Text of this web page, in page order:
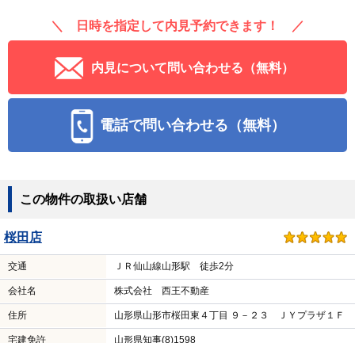
＼ 日時を指定して内見予約できます！ ／
内見について問い合わせる（無料）
電話で問い合わせる（無料）
この物件の取扱い店舗
桜田店
交通 ＪＲ仙山線山形駅 徒歩2分
会社名 株式会社 西王不動産
住所 山形県山形市桜田東４丁目 ９－２３ ＪＹプラザ１Ｆ
宅建免許 山形県知事(8)1598